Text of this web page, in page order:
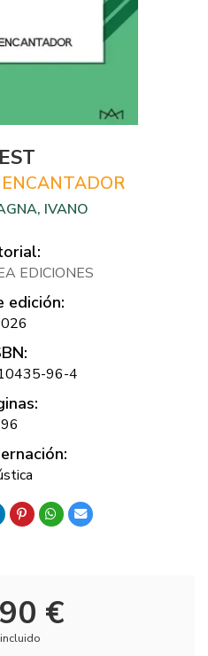
IVANO
EDICIONES
edición:
96-4
96
€